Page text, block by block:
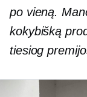
po vieną.
kokybišką
tiesiog